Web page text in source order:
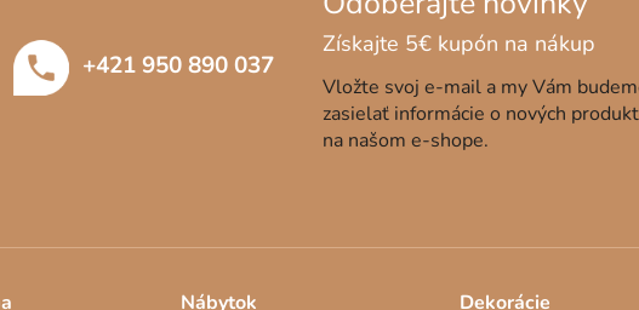
+421 950 890 037
Vložte svoj e-mail a my Vám
zasielať informácie o nových
na našom e-shope.
Nábytok Dekorácie